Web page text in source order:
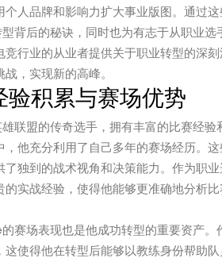
个人品牌和影响力扩大事业版图。通过
背后的秘诀，同时也为有志于从职业选
竞行业的从业者提供关于职业转型的深
，实现新的高峰。
验积累与赛场优势
联盟的传奇选手，拥有丰富的比赛经验
，他充分利用了自己多年的赛场经历。
了独到的战术视角和决策能力。作为职
的实战经验，使得他能够更准确地分析
赛场表现也是他成功转型的重要资产。
使得他在转型后能够以教练身份帮助